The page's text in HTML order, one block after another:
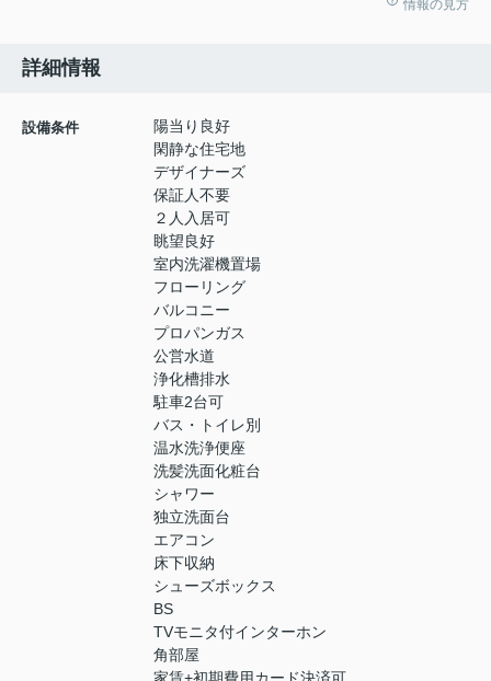
情報の見方
詳細情報
設備条件
陽当り良好
閑静な住宅地
デザイナーズ
保証人不要
２人入居可
眺望良好
室内洗濯機置場
フローリング
バルコニー
プロパンガス
公営水道
浄化槽排水
駐車2台可
バス・トイレ別
温水洗浄便座
洗髪洗面化粧台
シャワー
独立洗面台
エアコン
床下収納
シューズボックス
BS
TVモニタ付インターホン
角部屋